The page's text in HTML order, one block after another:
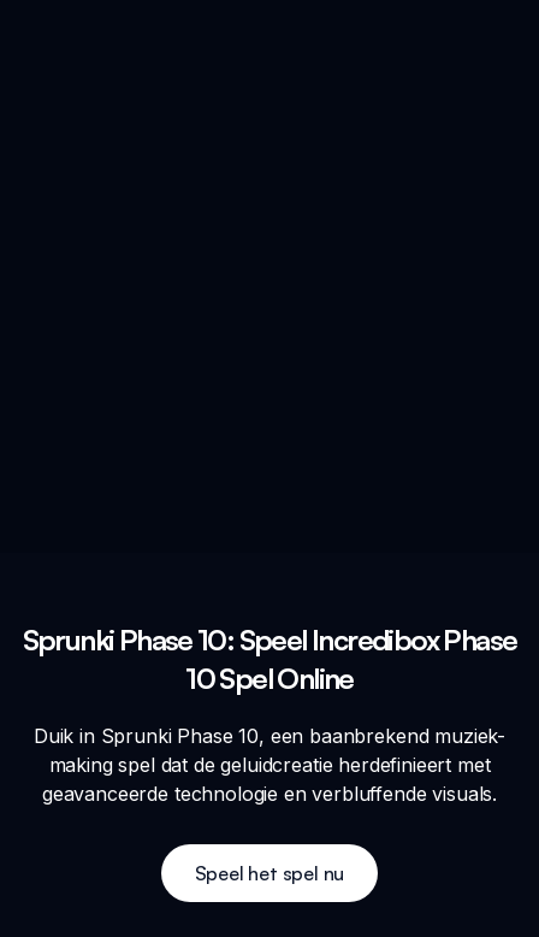
Sprunki Phase 10: Speel Incredibox Phase
10 Spel Online
Duik in Sprunki Phase 10, een baanbrekend muziek-
making spel dat de geluidcreatie herdefinieert met
geavanceerde technologie en verbluffende visuals.
Speel het spel nu